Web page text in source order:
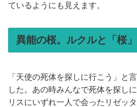
ているようにも見えます。
異能の桜。ルクルと「桜」
「天使の死体を探しに行こう」と
した。あの時みんなで死体を探し
リスにいずれ一人で会ったリゼッ